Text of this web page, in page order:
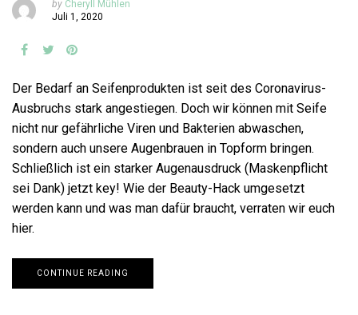
by Cheryll Mühlen
Juli 1, 2020
Der Bedarf an Seifenprodukten ist seit des Coronavirus-
Ausbruchs stark angestiegen. Doch wir können mit Seife
nicht nur gefährliche Viren und Bakterien abwaschen,
sondern auch unsere Augenbrauen in Topform bringen.
Schließlich ist ein starker Augenausdruck (Maskenpflicht
sei Dank) jetzt key! Wie der Beauty-Hack umgesetzt
werden kann und was man dafür braucht, verraten wir euch
hier.
CONTINUE READING